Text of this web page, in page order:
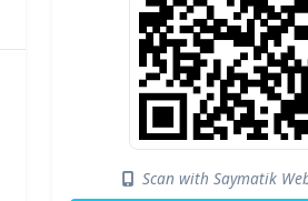
Scan with Saymatik